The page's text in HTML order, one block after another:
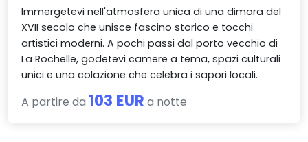
Immergetevi nell'atmosfera unica di una dimora del
XVII secolo che unisce fascino storico e tocchi
artistici moderni. A pochi passi dal porto vecchio di
La Rochelle, godetevi camere a tema, spazi culturali
unici e una colazione che celebra i sapori locali.
A partire da 103 EUR a notte